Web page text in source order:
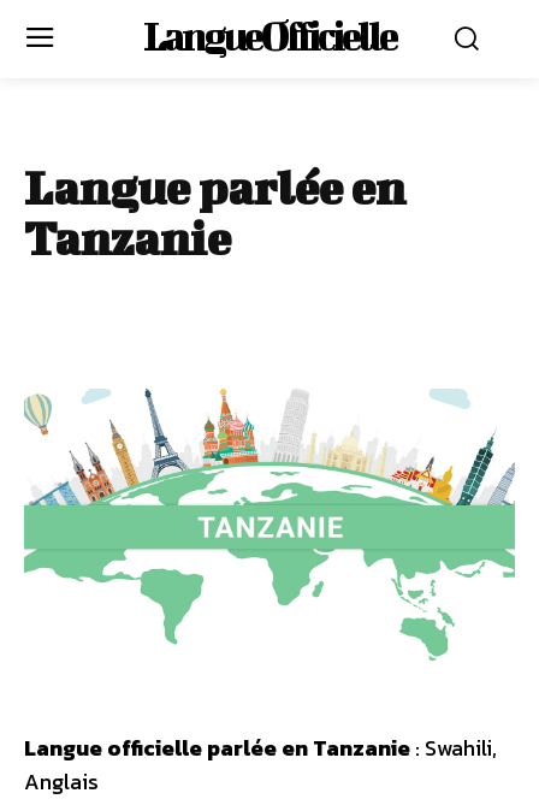
LangueOfficielle
Langue parlée en
Tanzanie
Langue officielle parlée en Tanzanie: Swahili,
Anglais